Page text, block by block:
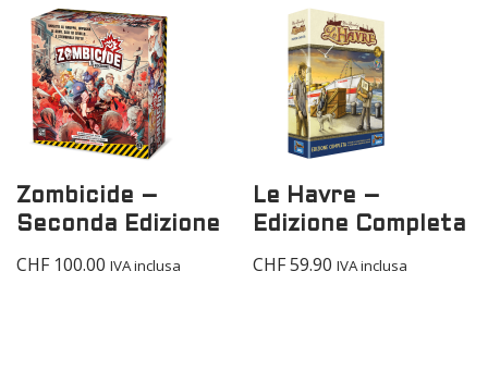
Zombicide –
Seconda Edizione
CHF100.00 IVA inclusa
Le Havre –
Edizione Completa
CHF59.90 IVA inclusa